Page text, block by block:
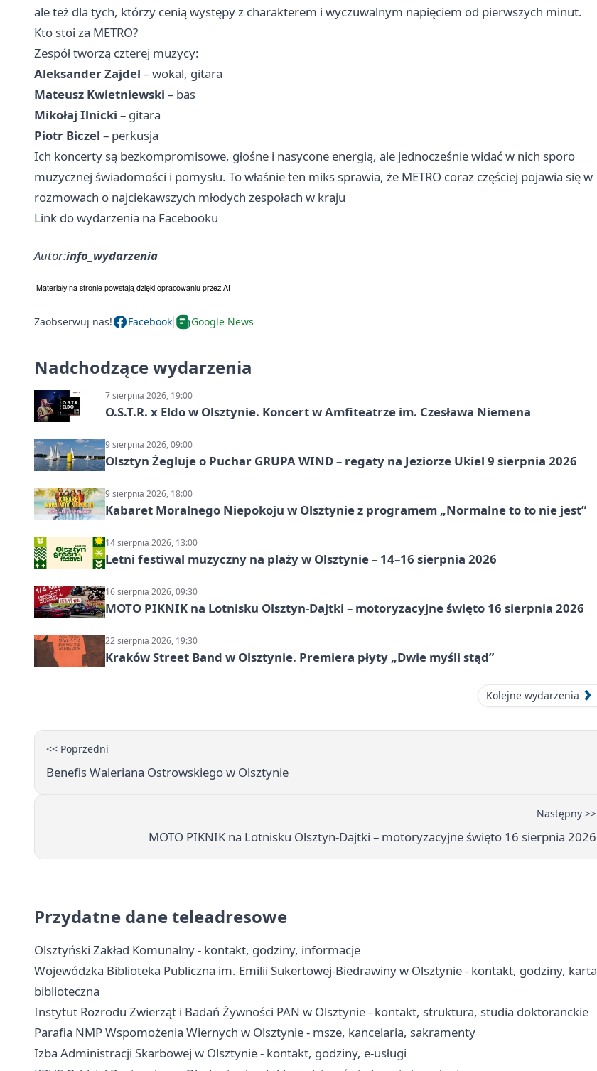
ale też dla tych, którzy cenią występy z charakterem i wyczuwalnym napięciem od pierwszych minut.
Kto stoi za METRO?
Zespół tworzą czterej muzycy:
Aleksander Zajdel – wokal, gitara
Mateusz Kwietniewski – bas
Mikołaj Ilnicki – gitara
Piotr Biczel – perkusja
Ich koncerty są bezkompromisowe, głośne i nasycone energią, ale jednocześnie widać w nich sporo
muzycznej świadomości i pomysłu. To właśnie ten miks sprawia, że METRO coraz częściej pojawia się w
rozmowach o najciekawszych młodych zespołach w kraju
Link do wydarzenia na Facebooku
Autor:info_wydarzenia
Zaobserwuj nas! Facebook Google News
Nadchodzące wydarzenia
7 sierpnia 2026, 19:00
O.S.T.R. x Eldo w Olsztynie. Koncert w Amfiteatrze im. Czesława Niemena
9 sierpnia 2026, 09:00
Olsztyn Żegluje o Puchar GRUPA WIND – regaty na Jeziorze Ukiel 9 sierpnia 2026
9 sierpnia 2026, 18:00
Kabaret Moralnego Niepokoju w Olsztynie z programem „Normalne to to nie jest”
14 sierpnia 2026, 13:00
Letni festiwal muzyczny na plaży w Olsztynie – 14–16 sierpnia 2026
16 sierpnia 2026, 09:30
MOTO PIKNIK na Lotnisku Olsztyn-Dajtki – motoryzacyjne święto 16 sierpnia 2026
22 sierpnia 2026, 19:30
Kraków Street Band w Olsztynie. Premiera płyty „Dwie myśli stąd”
Kolejne wydarzenia
<< Poprzedni
Benefis Waleriana Ostrowskiego w Olsztynie
Następny >>
MOTO PIKNIK na Lotnisku Olsztyn-Dajtki – motoryzacyjne święto 16 sierpnia 2026
Przydatne dane teleadresowe
Olsztyński Zakład Komunalny - kontakt, godziny, informacje
Wojewódzka Biblioteka Publiczna im. Emilii Sukertowej-Biedrawiny w Olsztynie - kontakt, godziny, karta
biblioteczna
Instytut Rozrodu Zwierząt i Badań Żywności PAN w Olsztynie - kontakt, struktura, studia doktoranckie
Parafia NMP Wspomożenia Wiernych w Olsztynie - msze, kancelaria, sakramenty
Izba Administracji Skarbowej w Olsztynie - kontakt, godziny, e-usługi